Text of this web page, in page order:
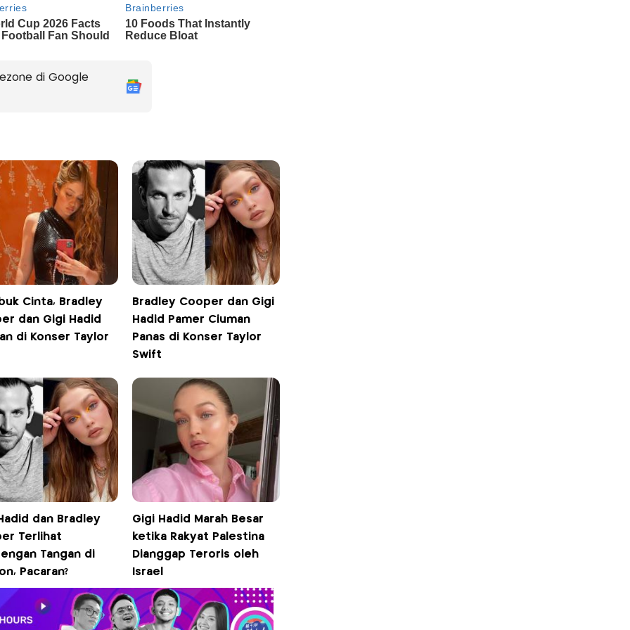
di Google
Cinta, Bradley
dan Gigi Hadid
di Konser Taylor
Bradley Cooper dan Gigi
Hadid Pamer Ciuman
Panas di Konser Taylor
Swift
dan Bradley
Terlihat
Tangan di
Pacaran?
Gigi Hadid Marah Besar
ketika Rakyat Palestina
Dianggap Teroris oleh
Israel